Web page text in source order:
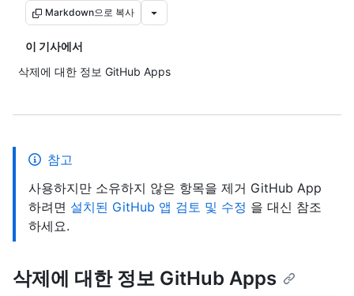
Markdown으로 복사
이 기사에서
삭제에 대한 정보 GitHub Apps
참고
사용하지만 소유하지 않은 항목을 제거 GitHub App
하려면 설치된 GitHub 앱 검토 및 수정 을 대신 참조
하세요.
삭제에 대한 정보 GitHub Apps